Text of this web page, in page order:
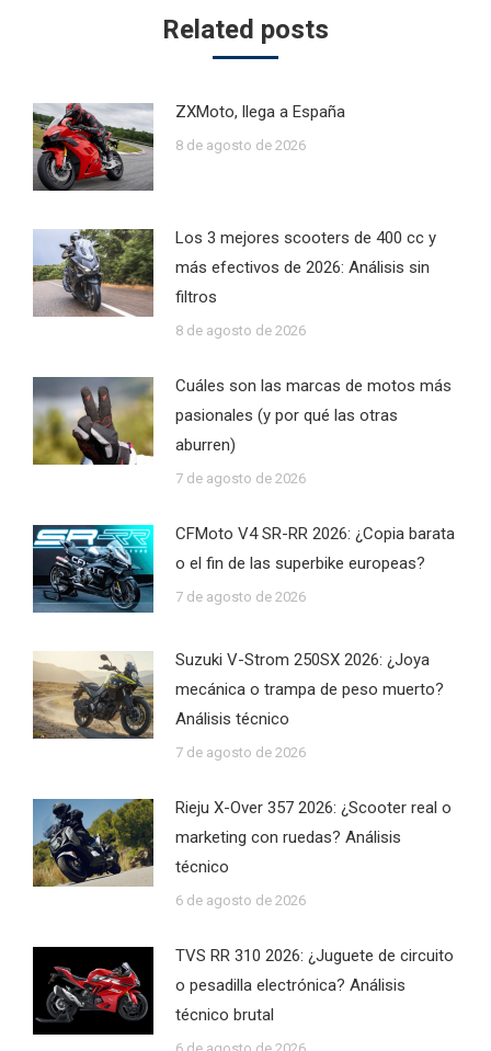
Related posts
ZXMoto, llega a España
8 de agosto de 2026
Los 3 mejores scooters de 400 cc y
más efectivos de 2026: Análisis sin
filtros
8 de agosto de 2026
Cuáles son las marcas de motos más
pasionales (y por qué las otras
aburren)
7 de agosto de 2026
CFMoto V4 SR-RR 2026: ¿Copia barata
o el fin de las superbike europeas?
7 de agosto de 2026
Suzuki V-Strom 250SX 2026: ¿Joya
mecánica o trampa de peso muerto?
Análisis técnico
7 de agosto de 2026
Rieju X-Over 357 2026: ¿Scooter real o
marketing con ruedas? Análisis
técnico
6 de agosto de 2026
TVS RR 310 2026: ¿Juguete de circuito
o pesadilla electrónica? Análisis
técnico brutal